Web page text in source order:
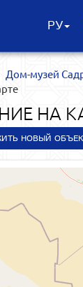
РУ
Дом-музей
НА
НОВЫЙ